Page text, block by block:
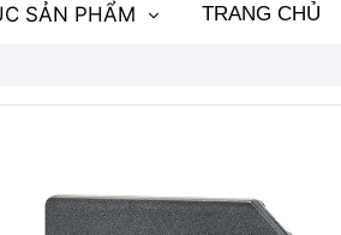
SẢN PHẨM TRANG CHỦ